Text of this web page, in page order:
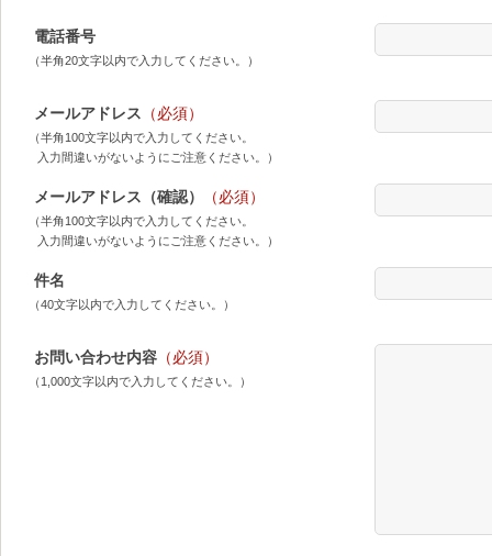
電話番号
（半角20文字以内で入力してください。）
メールアドレス （必須）
（半角100文字以内で入力してください。
入力間違いがないようにご注意ください。）
メールアドレス（確認） （必須）
（半角100文字以内で入力してください。
入力間違いがないようにご注意ください。）
件名
（40文字以内で入力してください。）
お問い合わせ内容 （必須）
（1,000文字以内で入力してください。）